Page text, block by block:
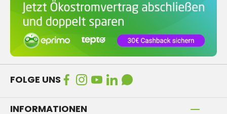
FOLGE UNS
INFORMATIONEN